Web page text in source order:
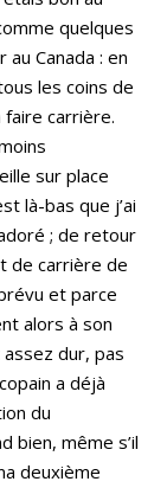
quelques
au Canada : en
les coins de
carrière.
sur place
là-bas que j’ai
; de retour
de carrière de
et parce
alors à son
assez dur, pas
a déjà
du
bien, même s’il
deuxième